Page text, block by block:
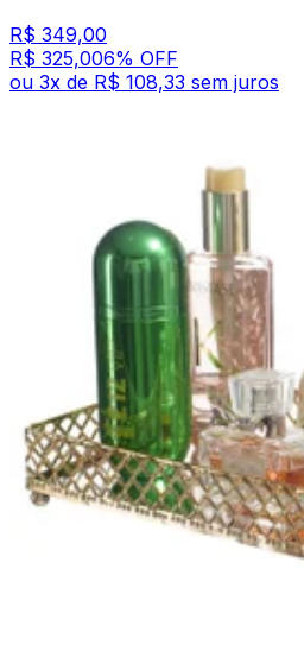
R$ 349,00
R$ 325,006% OFF
ou 3x de R$ 108,33 sem juros